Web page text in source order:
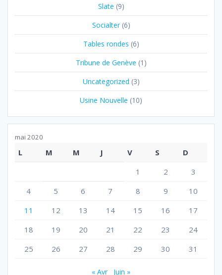
Slate (9)
Socialter(6)
Tables rondes (6)
Tribune de Genève (1)
Uncategorized (3)
Usine Nouvelle (10)
mai 2020
L M M J V S
D
1
2
3
4
5 6 7 8 9
10
11
12 13 14 15 16
17
18
19 20 21 22 23
24
25
26 27 28 29 30 31
« Avr Juin »